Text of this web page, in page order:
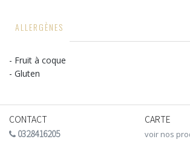
ALLERGÈNES
- Fruit à coque
- Gluten
CONTACT
0328416205
CARTE
voir nos